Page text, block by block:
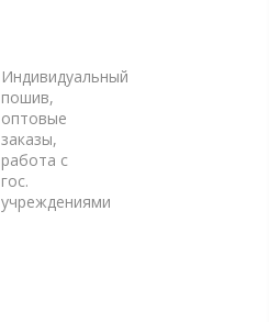
Индивидуальный
пошив,
оптовые
заказы,
работа с
гос.
учреждениями